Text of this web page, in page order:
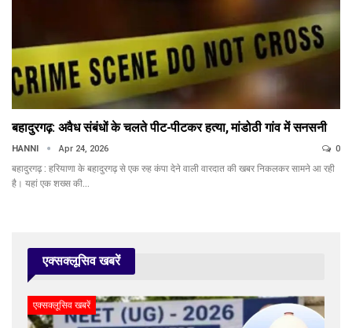
बहादुरगढ़: अवैध संबंधों के चलते पीट-पीटकर हत्या, मांडोठी गांव में सनसनी
HANNI Apr 24, 2026 0
बहादुरगढ़ : हरियाणा के बहादुरगढ़ से एक रुह कंपा देने वाली वारदात की खबर निकलकर सामने आ रही
है। यहां एक शख्स की…
एक्सक्लूसिव खबरें
एक्सक्लूसिव खबरें